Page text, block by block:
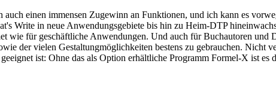
einen immensen Zugewinn an Funktionen, und ich kann es
Write in neue Anwendungsgebiete bis hin zu Heim-DTP
wie für geschäftliche Anwendungen. Und auch für Buchautoren und
der vielen Gestaltungmöglichkeiten bestens zu gebrauchen. Nicht
ist: Ohne das als Option erhältliche Programm Formel-X ist